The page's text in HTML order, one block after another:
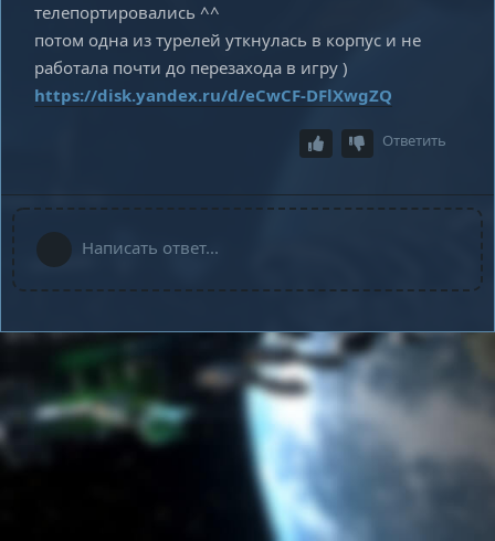
телепортировались ^^
потом одна из турелей уткнулась в корпус и не
работала почти до перезахода в игру )
https://disk.yandex.ru/d/eCwCF-DFlXwgZQ
Ответить
Написать ответ...